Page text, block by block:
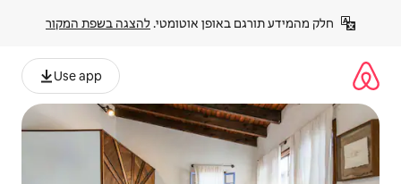
אוטומטי. להצגה בשפת המקור